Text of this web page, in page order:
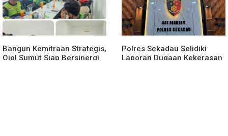
Bangun Kemitraan Strategis,
Ojol Sumut Siap Bersinergi
Polres Sekadau Selidiki
Laporan Dugaan Kekerasan